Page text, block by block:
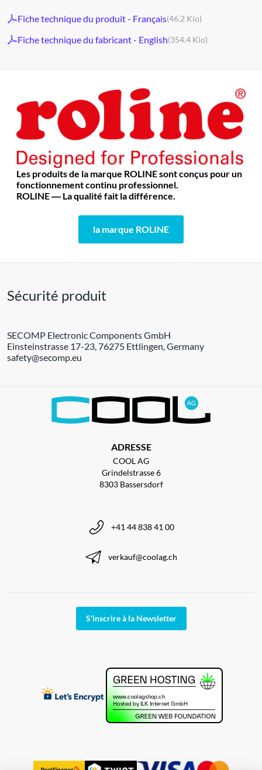
Fiche technique du produit - Français(46.2 Kio)
Fiche technique du fabricant - English(354.4 Kio)
Les produits de la marque ROLINE sont conçus pour un
fonctionnement continu professionnel.
ROLINE ― La qualité fait la différence.
la marque ROLINE
Sécurité produit
SECOMP Electronic Components GmbH
Einsteinstrasse 17-23, 76275 Ettlingen, Germany
safety@secomp.eu
ADRESSE
COOL AG
Grindelstrasse 6
8303 Bassersdorf
+41 44 838 41 00
verkauf@coolag.ch
S'inscrire à la Newsletter